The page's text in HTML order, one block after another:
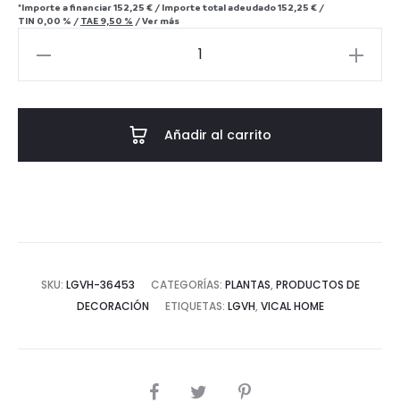
*Importe a financiar152,25 € / Importe total adeudado152,25 € /
TIN 0,00 % / TAE 9,50 % /Ver más
Añadir al carrito
SKU: LGVH-36453 CATEGORÍAS: PLANTAS, PRODUCTOS DE
DECORACIÓN
ETIQUETAS: LGVH, VICAL HOME
COMPARTIR